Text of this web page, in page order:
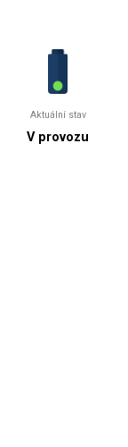
Aktuální stav
V provozu